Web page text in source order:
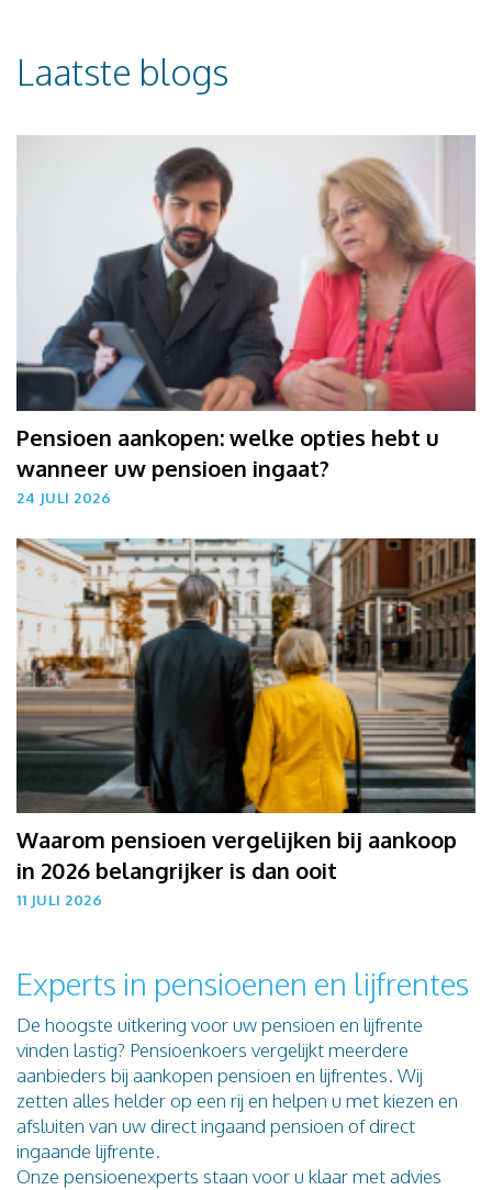
Laatste blogs
Pensioen aankopen: welke opties hebt u
wanneer uw pensioen ingaat?
24 JULI 2026
Waarom pensioen vergelijken bij aankoop
in 2026 belangrijker is dan ooit
11 JULI 2026
Experts in pensioenen en lijfrentes
De hoogste uitkering voor uw pensioen en lijfrente
vinden lastig? Pensioenkoers vergelijkt meerdere
aanbieders bij aankopen pensioen en lijfrentes. Wij
zetten alles helder op een rij en helpen u met kiezen en
afsluiten van uw direct ingaand pensioen of direct
ingaande lijfrente.
Onze pensioenexperts staan voor u klaar met advies